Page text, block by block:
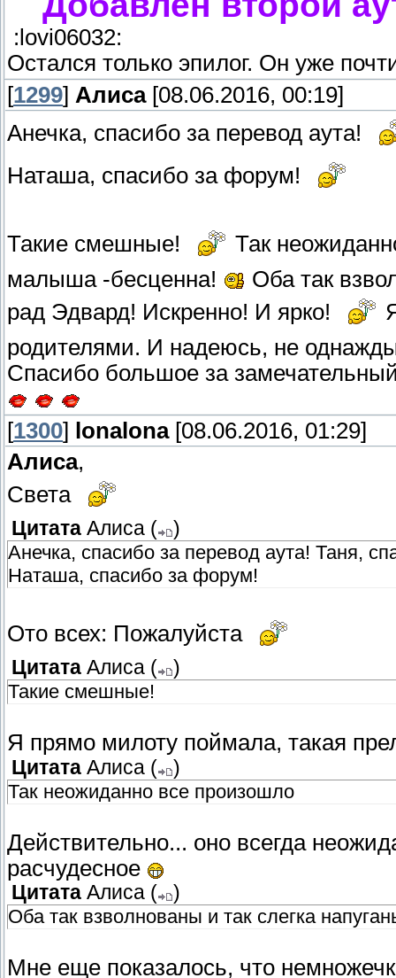
:lovi06032:
Остался только эпилог. Он уже
[1299] Алиса[08.06.2016, 00:19]
Анечка, спасибо за перевод аута!
Наташа, спасибо за форум!
Такие смешные!
Так
малыша -бесценна!
Оба так
рад Эдвард! Искренно! И ярко!
родителями. И надеюсь, не
Спасибо большое за
[1300] lonalona[08.06.2016, 01:29]
Алиса,
Света
Цитата Алиса (
)
Анечка, спасибо за перевод аута! Таня,
Наташа, спасибо за форум!
Ото всех: Пожалуйста
Цитата Алиса (
)
Такие смешные!
Я прямо милоту поймала, такая
Цитата Алиса (
)
Так неожиданно все произошло
Действительно... оно всегда
расчудесное
Цитата Алиса (
)
Оба так взволнованы и так слегка
Мне еще показалось, что